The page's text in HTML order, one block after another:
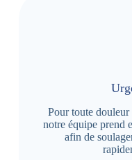
Pour toute douleur
notre équipe prend
afin de